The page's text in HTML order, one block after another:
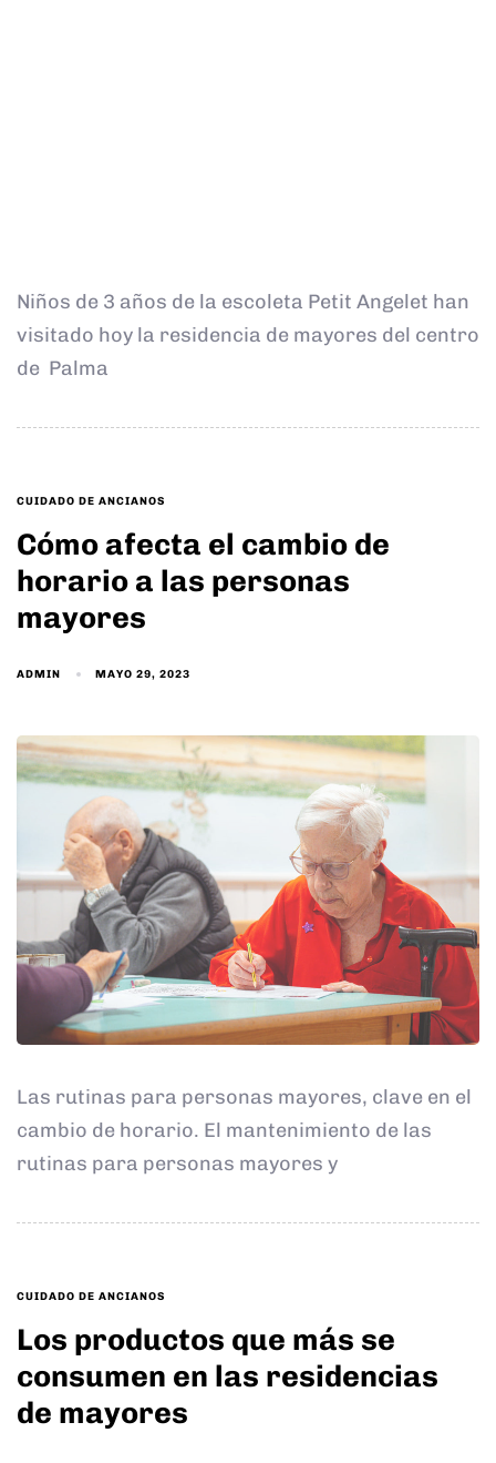
Niños de 3 años de la escoleta Petit Angelet han
visitado hoy la residencia de mayores del centro
de Palma
TAGS
CUIDADO DE ANCIANOS
Cómo afecta el cambio de
horario a las personas
mayores
ADMIN MAYO 29, 2023
Las rutinas para personas mayores, clave en el
cambio de horario. El mantenimiento de las
rutinas para personas mayores y
TAGS
CUIDADO DE ANCIANOS
Los productos que más se
consumen en las residencias
de mayores